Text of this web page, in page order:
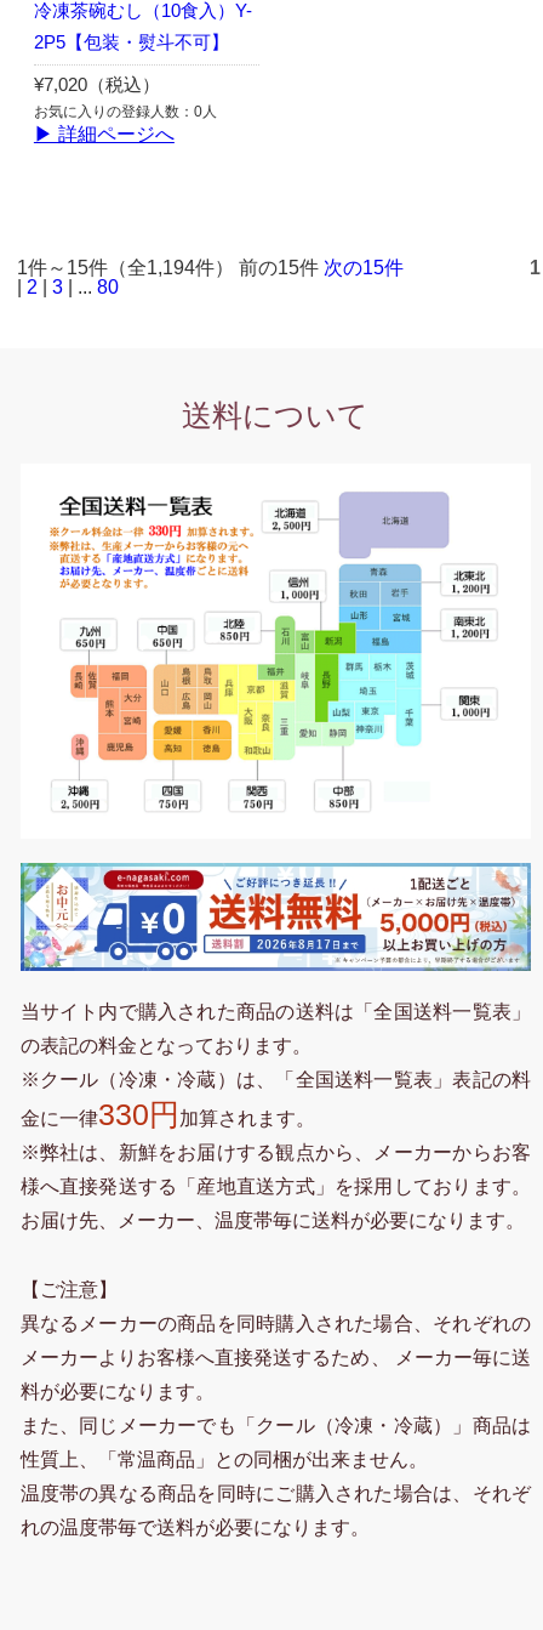
冷凍茶碗むし（10食入）Y-
2P5【包装・熨斗不可】
¥7,020（税込）
お気に入りの登録人数：0人
▶ 詳細ページへ
1件～15件（全1,194件） 前の15件 次の15件
1
2 |3 | ...80
送料について
当サイト内で購入された商品の送料は「全国送料一覧表」
の表記の料金となっております。
※クール（冷凍・冷蔵）は、「全国送料一覧表」表記の料
金に一律330円 加算されます。
※弊社は、新鮮をお届けする観点から、メーカーからお客
様へ直接発送する「産地直送方式」を採用しております。
お届け先、メーカー、温度帯毎に送料が必要になります。
【ご注意】
異なるメーカーの商品を同時購入された場合、それぞれの
メーカーよりお客様へ直接発送するため、 メーカー毎に送
料が必要になります。
また、同じメーカーでも「クール（冷凍・冷蔵）」商品は
性質上、「常温商品」との同梱が出来ません。
温度帯の異なる商品を同時にご購入された場合は、それぞ
れの温度帯毎で送料が必要になります。